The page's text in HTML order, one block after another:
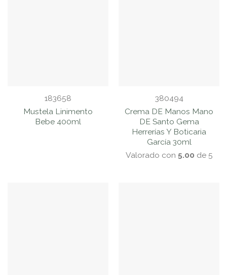
183658
Mustela Linimento
Bebe 400ml
380494
Crema DE Manos Mano
DE Santo Gema
Herrerías Y Boticaria
García 30ml
Valorado con 5.00 de 5